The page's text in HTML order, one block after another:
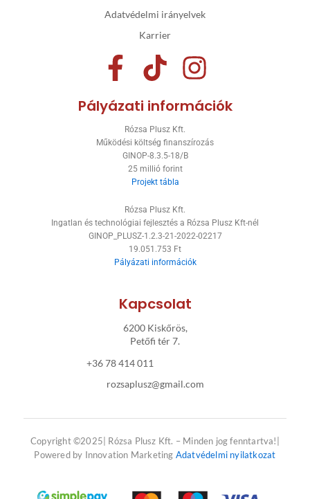
Adatvédelmi irányelvek
Karrier
F
a
c
e
b
o
k
-
f
T
i
k
t
o
k
I
n
s
t
r
a
m
Pályázati információk
Rózsa Plusz Kft.
Működési költség finanszírozás
GINOP-8.3.5-18/B
25 millió forint
Projekt tábla
Rózsa Plusz Kft.
Ingatlan és technológiai fejlesztés a Rózsa Plusz Kft-nél
GINOP_PLUSZ-1.2.3-21-2022-02217
19.051.753 Ft
Pályázati információk
Kapcsolat
6200 Kiskőrös,
Petőfi tér 7.
+36 78 414 011
rozsaplusz@gmail.com
Copyright ©2025| Rózsa Plusz Kft. – Minden jog fenntartva!|
Powered by Innovation Marketing Adatvédelmi nyilatkozat